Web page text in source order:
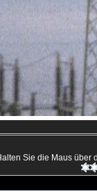
Sie die Maus über